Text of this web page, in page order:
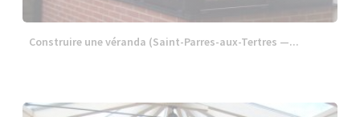
Construire une véranda (Saint-Parres-aux-Tertres —...